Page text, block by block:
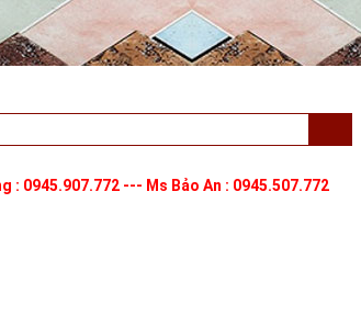
: 0945.907.772 --- Ms Bảo An : 0945.507.772